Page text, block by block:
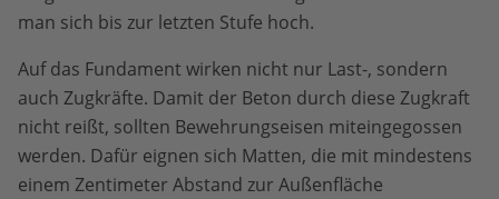
man sich bis zur letzten Stufe hoch.
Auf das Fundament wirken nicht nur Last-, sondern
auch Zugkräfte. Damit der Beton durch diese Zugkraft
nicht reißt, sollten Bewehrungseisen miteingegossen
werden. Dafür eignen sich Matten, die mit mindestens
einem Zentimeter Abstand zur Außenfläche